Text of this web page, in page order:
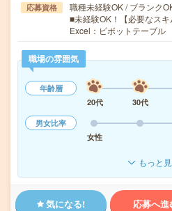
応募資格
職種未経験OK / ブランク
■未経験OK！【必要なスキ
Excel：ピボットテーブル
職場の雰囲気
年齢層
20代
30代
男女比率
女性
もっと
気になる! 応募へ進